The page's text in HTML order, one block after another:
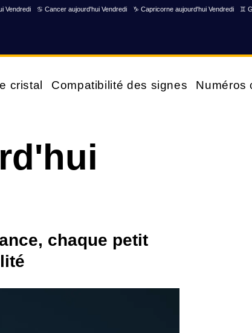
Vendredi ♋ Cancer aujourd'hui Vendredi ♑ Capricorne aujourd'hui Vendredi ♊
cristal Compatibilité des signes Numéros
chaque petit